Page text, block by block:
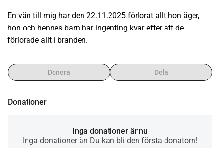
En vän till mig har den 22.11.2025 förlorat allt hon äger,
hon och hennes barn har ingenting kvar efter att de
förlorade allt i branden.
Donera Dela
Donationer
Inga donationer ännu
Inga donationer än Du kan bli den första donatorn!